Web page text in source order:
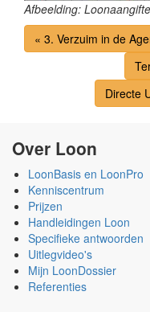
Afbeelding:
« 3. Verzuim in de
Directe
Over Loon
LoonBasis en LoonPro
Kenniscentrum
Prijzen
Handleidingen Loon
Specifieke antwoorden
Uitlegvideo's
Mijn LoonDossier
Referenties